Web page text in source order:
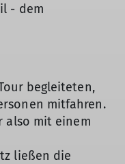
- dem
begleiteten,
mitfahren.
also mit einem
ließen die